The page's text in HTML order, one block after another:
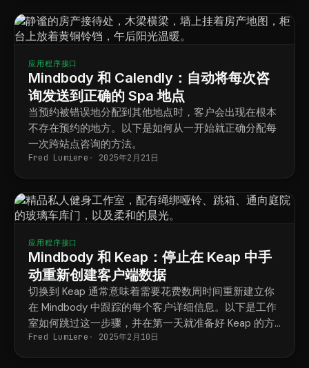
应用程序接口
Mindbody 和 Calendly：自动将每次咨
询发送到正确的 Spa 地点
当预约被错误地分配到其他地点时，客户会出现在根本
不存在预约的地方。以下是如何从一开始就正确分配每
一次跨站点咨询的方法。
Fred Lumiere 2025年2月21日
应用程序接口
Mindbody 和 Keap：停止在 Keap 中手
动重新创建客户端数据
切换到 Keap 通常意味着需要花费数周时间重新建立你
在 Mindbody 中跟踪的每个客户详细信息。以下是工作
室如何跳过这一步骤，并在第一天就准备好 Keap 的方
法。
Fred Lumiere 2025年2月10日